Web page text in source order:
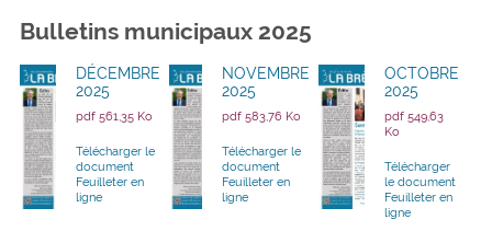
Bulletins municipaux 2025
DÉCEMBRE
2025
pdf 561,35 Ko
Télécharger le
document
Feuilleter en
ligne
NOVEMBRE
2025
pdf 583,76 Ko
Télécharger le
document
Feuilleter en
ligne
OCTOBRE
2025
pdf 549,63
Ko
Télécharger
le document
Feuilleter en
ligne